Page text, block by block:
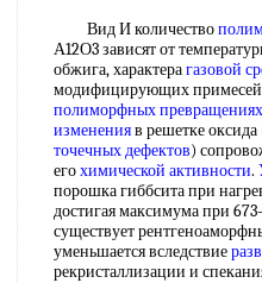
Вид И количество
А12О3 зависят от
обжига, характерагазовой
модифицирующих
полиморфных превращениях
измененияв решетке оксида
точечных дефектов)
егохимической активности.
порошка гиббсита при
достигая максимума при
существует
уменьшается вследствие
рекристаллизации и